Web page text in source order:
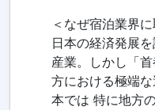
＜なぜ宿泊業界
日本の経済発展
産業。しかし「
方における極端
本では 特に地方